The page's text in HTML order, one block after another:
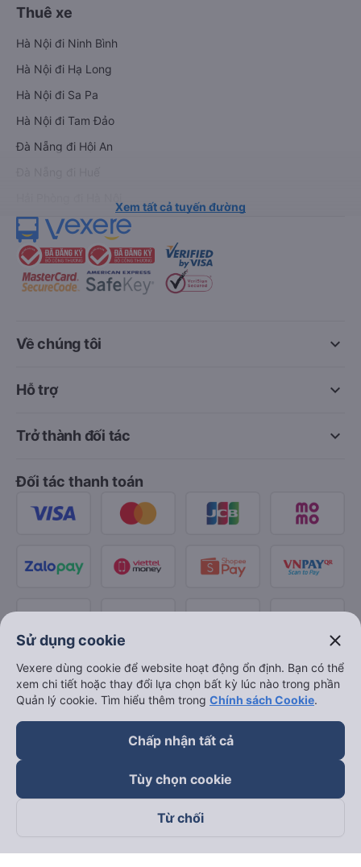
Thuê xe
Hà Nội đi Ninh Bình
Hà Nội đi Hạ Long
Hà Nội đi Sa Pa
Hà Nội đi Tam Đảo
Đà Nẵng đi Hội An
Xem tất cả tuyến đường
keyboard_arrow_down
Về chúng tôi
keyboard_arrow_down
Hỗ trợ
keyboard_arrow_down
Trở thành đối tác
Đối tác thanh toán
Theo dõi chúng tôi trên
Sử dụng cookie close
Vexere dùng cookie để website hoạt động ổn định. Bạn có thể
xem chi tiết hoặc thay đổi lựa chọn bất kỳ lúc nào trong phần
Quản lý cookie. Tìm hiểu thêm trong Chính sách Cookie.
Chấp nhận tất cả
Tùy chọn cookie
Từ chối